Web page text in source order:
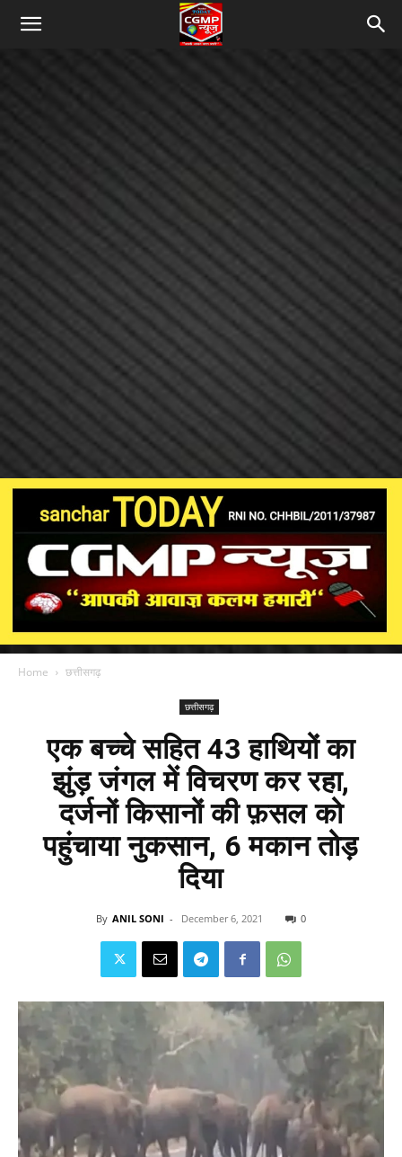
Home छत्तीसगढ़
छत्तीसगढ़
एक बच्चे सहित 43 हाथियों का
झुंड़ जंगल में विचरण कर रहा,
दर्जनों किसानों की फ़सल को
पहुंचाया नुकसान, 6 मकान तोड़
दिया
By ANIL SONI - December 6, 2021 0